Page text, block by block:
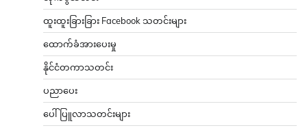
ထူးထူးခြားခြား Facebook သတင်းများ
ထောက်ခံအားပေးမှု
နိုင်ငံတကာသတင်း
ပညာပေး
ပေါ်ပြူလာသတင်းများ